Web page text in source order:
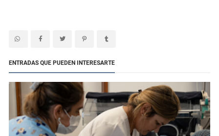
ENTRADAS QUE PUEDEN INTERESARTE